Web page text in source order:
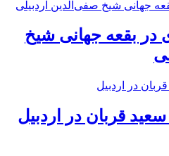
در بقعه جهانی شیخ
قربان در اردبیل